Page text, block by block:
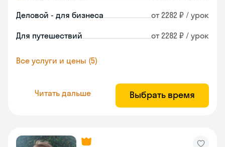
Деловой - для бизнеса от 2282 ₽ / урок
Для путешествий от 2282 ₽ / урок
Все услуги и цены (5)
Читать дальше Выбрать время